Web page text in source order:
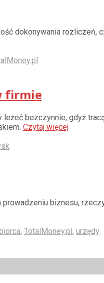
dokonywania
firmie
bezczynnie, gdyż
Czytaj więcej
biznesu,
, TotalMoney.pl , urzędy